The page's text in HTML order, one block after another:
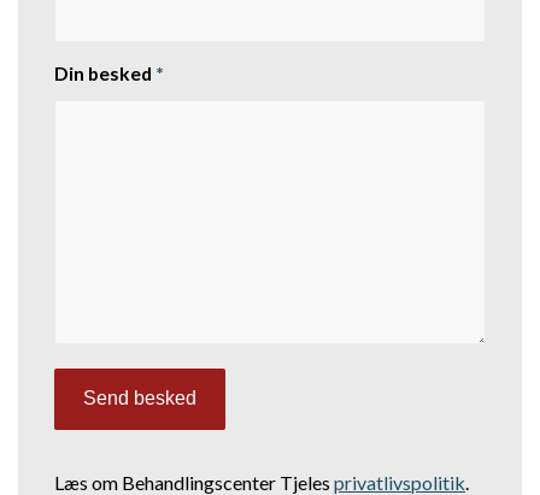
Din besked *
Læs om Behandlingscenter Tjeles privatlivspolitik